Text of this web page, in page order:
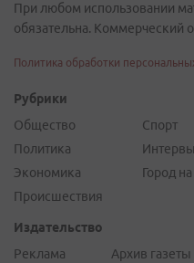
При любом использовании
обязательна. Коммерческий
Политика обработки
Рубрики
Общество
Политика
Экономика
Происшествия
Спорт
Город
Издательство
Реклама
Архив